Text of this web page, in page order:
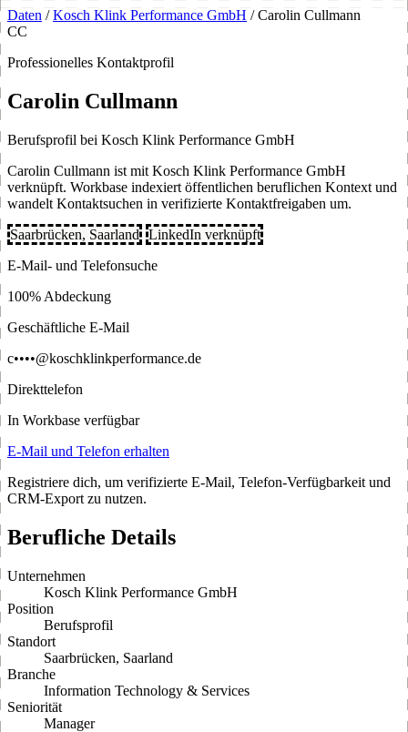
Daten / Kosch Klink Performance GmbH / Carolin Cullmann
CC
Professionelles Kontaktprofil
Carolin Cullmann
Berufsprofil bei Kosch Klink Performance GmbH
Carolin Cullmann ist mit Kosch Klink Performance GmbH
verknüpft. Workbase indexiert öffentlichen beruflichen Kontext und
wandelt Kontaktsuchen in verifizierte Kontaktfreigaben um.
Saarbrücken, Saarland
LinkedIn verknüpft
E-Mail- und Telefonsuche
100% Abdeckung
Geschäftliche E-Mail
c••••@koschklinkperformance.de
Direkttelefon
In Workbase verfügbar
E-Mail und Telefon erhalten
Registriere dich, um verifizierte E-Mail, Telefon-Verfügbarkeit und
CRM-Export zu nutzen.
Berufliche Details
Unternehmen
Kosch Klink Performance GmbH
Position
Berufsprofil
Standort
Saarbrücken, Saarland
Branche
Information Technology & Services
Seniorität
Manager